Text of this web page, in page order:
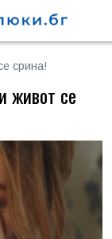
срина!
живот се